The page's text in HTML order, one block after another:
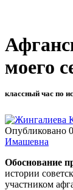
моего
классный час по
Опубликовано
Имашевна
Обоснование
истории
участником